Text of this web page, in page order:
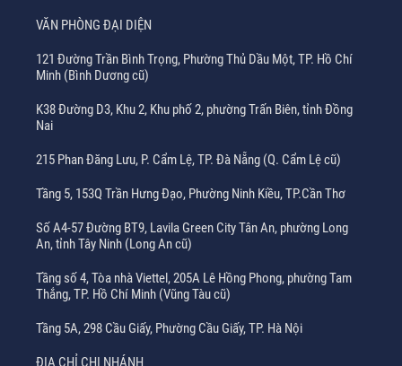
VĂN PHÒNG ĐẠI DIỆN
121 Đường Trần Bình Trọng, Phường Thủ Dầu Một, TP. Hồ Chí
Minh (Bình Dương cũ)
K38 Đường D3, Khu 2, Khu phố 2, phường Trấn Biên, tỉnh Đồng
Nai
215 Phan Đăng Lưu, P. Cẩm Lệ, TP. Đà Nẵng (Q. Cẩm Lệ cũ)
Tầng 5, 153Q Trần Hưng Đạo, Phường Ninh Kiều, TP.Cần Thơ
Số A4-57 Đường BT9, Lavila Green City Tân An, phường Long
An, tỉnh Tây Ninh (Long An cũ)
Tầng số 4, Tòa nhà Viettel, 205A Lê Hồng Phong, phường Tam
Thắng, TP. Hồ Chí Minh (Vũng Tàu cũ)
Tầng 5A, 298 Cầu Giấy, Phường Cầu Giấy, TP. Hà Nội
ĐỊA CHỈ CHI NHÁNH